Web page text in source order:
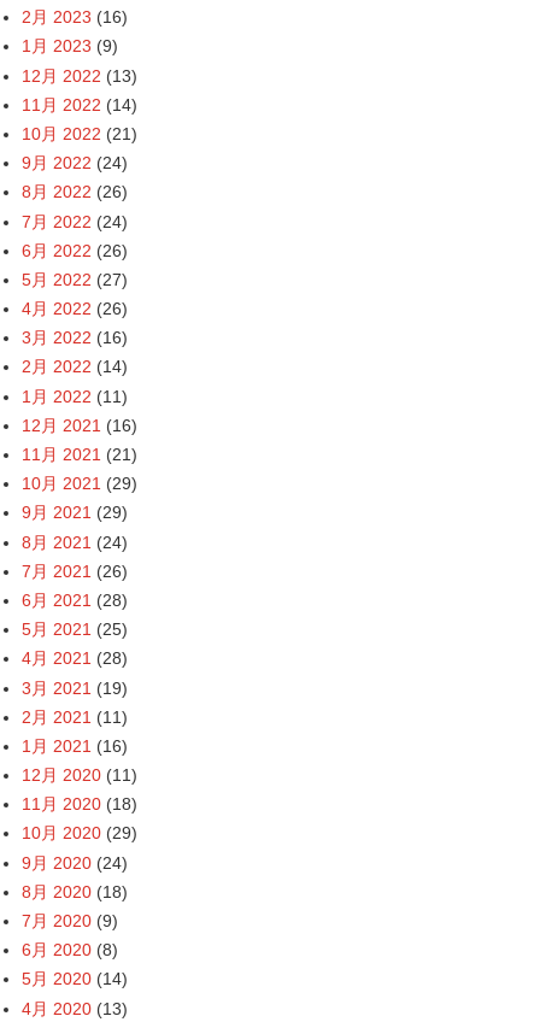
2月 2023 (16)
1月 2023 (9)
12月 2022 (13)
11月 2022 (14)
10月 2022 (21)
9月 2022 (24)
8月 2022 (26)
7月 2022 (24)
6月 2022 (26)
5月 2022 (27)
4月 2022 (26)
3月 2022 (16)
2月 2022 (14)
1月 2022 (11)
12月 2021 (16)
11月 2021 (21)
10月 2021 (29)
9月 2021 (29)
8月 2021 (24)
7月 2021 (26)
6月 2021 (28)
5月 2021 (25)
4月 2021 (28)
3月 2021 (19)
2月 2021 (11)
1月 2021 (16)
12月 2020 (11)
11月 2020 (18)
10月 2020 (29)
9月 2020 (24)
8月 2020 (18)
7月 2020 (9)
6月 2020 (8)
5月 2020 (14)
4月 2020 (13)